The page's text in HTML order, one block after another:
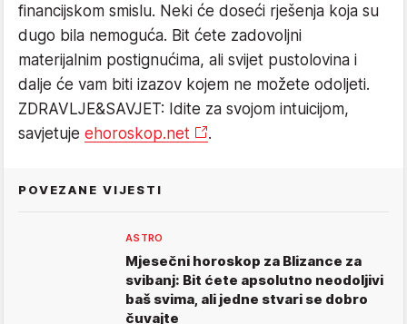
financijskom smislu. Neki će doseći rješenja koja su
dugo bila nemoguća. Bit ćete zadovoljni
materijalnim postignućima, ali svijet pustolovina i
dalje će vam biti izazov kojem ne možete odoljeti.
ZDRAVLJE&SAVJET: Idite za svojom intuicijom,
savjetuje ehoroskop.net .
POVEZANE VIJESTI
ASTRO
Mjesečni horoskop za Blizance za
svibanj: Bit ćete apsolutno neodoljivi
baš svima, ali jedne stvari se dobro
čuvajte